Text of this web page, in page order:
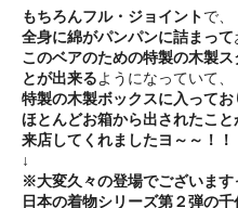
もちろんフル・ジョイントで、
全身に綿がパンパンに詰まって
このベアのための特製の木製
とが出来るようになっていて、
特製の木製ボックスに入って
ほとんどお箱から出されたこ
来店してくれましたヨ～～！！
↓
※大変久々の登場でございます
日本の着物シリーズ第２弾の